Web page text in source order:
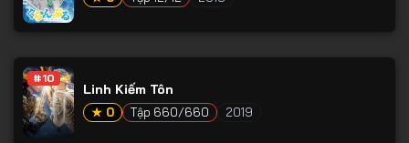
#10
Linh Kiếm Tôn
★ 0 Tập 660/660 2019